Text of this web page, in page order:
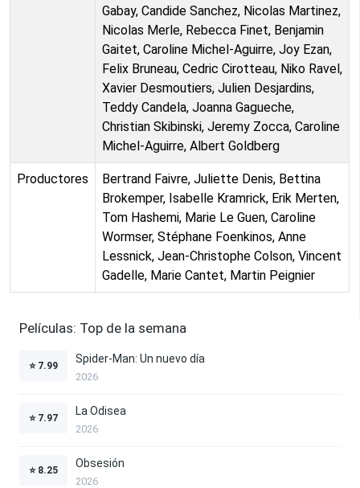
Gabay, Candide Sanchez, Nicolas Martinez,
Nicolas Merle, Rebecca Finet, Benjamin
Gaitet, Caroline Michel-Aguirre, Joy Ezan,
Felix Bruneau, Cedric Cirotteau, Niko Ravel,
Xavier Desmoutiers, Julien Desjardins,
Teddy Candela, Joanna Gagueche,
Christian Skibinski, Jeremy Zocca, Caroline
Michel-Aguirre, Albert Goldberg
Productores
Bertrand Faivre, Juliette Denis, Bettina
Brokemper, Isabelle Kramrick, Erik Merten,
Tom Hashemi, Marie Le Guen, Caroline
Wormser, Stéphane Foenkinos, Anne
Lessnick, Jean-Christophe Colson, Vincent
Gadelle, Marie Cantet, Martin Peignier
Películas: Top de la semana
⭐ 7.99
Spider-Man: Un nuevo día
2026
⭐ 7.97
La Odisea
2026
⭐ 8.25
Obsesión
2026